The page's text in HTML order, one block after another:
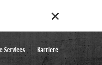
Services Karriere